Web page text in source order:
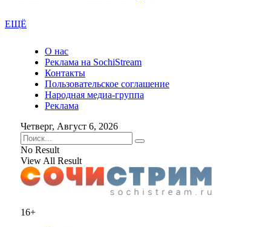
ЕЩЁ
О нас
Реклама на SochiStream
Контакты
Пользовательское соглашение
Народная медиа-группа
Реклама
Четверг, Август 6, 2026
No Result
View All Result
16+